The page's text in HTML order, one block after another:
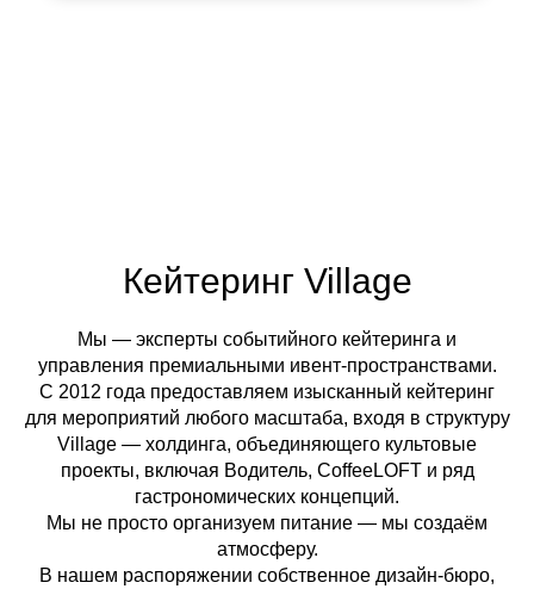
Кейтеринг Village
Мы — эксперты событийного кейтеринга и
управления премиальными ивент-пространствами.
С 2012 года предоставляем изысканный кейтеринг
для мероприятий любого масштаба, входя в структуру
Village — холдинга, объединяющего культовые
проекты, включая Водитель, CoffeeLOFT и ряд
гастрономических концепций.
Мы не просто организуем питание — мы создаём
атмосферу.
В нашем распоряжении собственное дизайн-бюро,